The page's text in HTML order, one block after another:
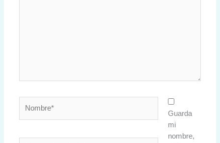
Guarda
mi
nombre,